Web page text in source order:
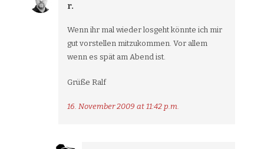
r.
Wenn ihr mal wieder losgeht könnte ich mir
gut vorstellen mitzukommen. Vor allem
wenn es spät am Abend ist.
Grüße Ralf
16. November 2009 at 11:42 p.m.